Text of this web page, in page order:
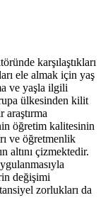
karşılaştıkları
ele almak için yaş
ve yaşla ilgili
ülkesinden kilit
araştırma
öğretim kalitesinin
ve öğretmenlik
altını çizmektedir.
değişimi
zorlukları da